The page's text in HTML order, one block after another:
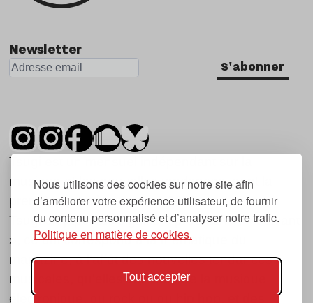
Nous utilisons des cookies sur notre site afin
d’améliorer votre expérience utilisateur, de fournir
du contenu personnalisé et d’analyser notre trafic.
Politique en matière de cookies.
Tout accepter
Newsletter
S'abonner
Tsugi est un mensuel indépendant sur la
musique et les nouvelles tendances, dont la
première parution date de 2007.
Tsugi en japonais signifie « prochain », « suivant
», ce qui correspond à la thématique du
magazine, à l’affût des nouvelles tendances
musicales, qu’elles viennent de la musique
électronique, du rock ou du hip hop, et des